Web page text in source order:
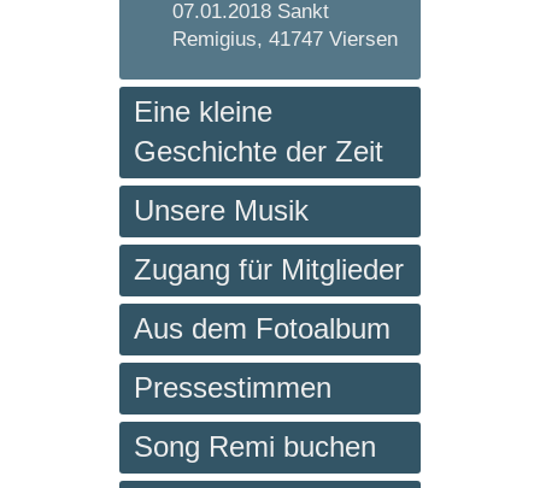
07.01.2018 Sankt
Remigius, 41747 Viersen
Eine kleine
Geschichte der Zeit
Unsere Musik
Zugang für Mitglieder
Aus dem Fotoalbum
Pressestimmen
Song Remi buchen